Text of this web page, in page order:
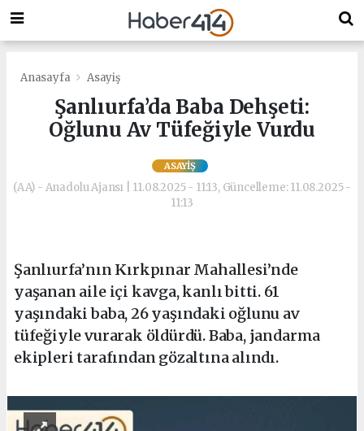
Anasayfa Asayiş
Şanlıurfa’da Baba Dehşeti:
Oğlunu Av Tüfeğiyle Vurdu
ASAYIŞ
(AA) - Anadolu Ajansı | 11.08.2025 - 11:13, Güncelleme: 11.08.2025 -
11:13
Şanlıurfa’nın Kırkpınar Mahallesi’nde
yaşanan aile içi kavga, kanlı bitti. 61
yaşındaki baba, 26 yaşındaki oğlunu av
tüfeğiyle vurarak öldürdü. Baba, jandarma
ekipleri tarafından gözaltına alındı.